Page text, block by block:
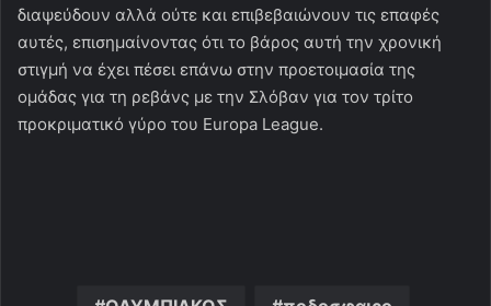
διαψεύδουν αλλά ούτε και επιβεβαιώνουν τις επαφές
αυτές, επισημαίνοντας ότι το βάρος αυτή την χρονική
στιγμή να έχει πέσει επάνω στην προετοιμασία της
ομάδας για τη ρεβάνς με την Σλόβαν για τον τρίτο
προκριματικό γύρο του Europa League.